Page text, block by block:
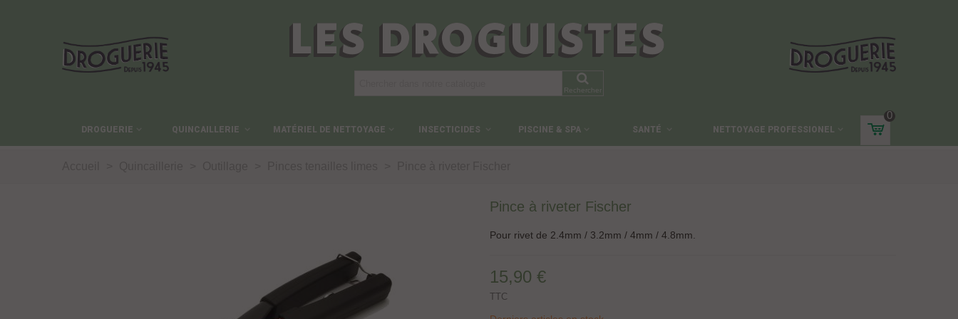
LES DROGUISTES
Rechercher
DROGUERIE QUINCAILLERIE MATÉRIEL DE NETTOYAGE INSECTICIDES PISCINE & SPA SANTÉ NETTOYAGE PROFESSIONEL
0
Pince à riveter Fischer
Pour rivet de 2.4mm / 3.2mm / 4mm / 4.8mm.
15,90 €
TTC